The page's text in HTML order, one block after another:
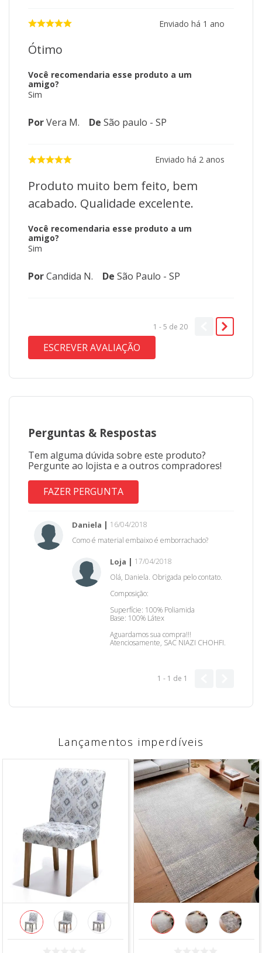
Enviado há 1 ano
Ótimo
Você recomendaria esse produto a um
amigo?
Sim
PorVera M. De São paulo - SP
Enviado há 2 anos
Produto muito bem feito, bem
acabado. Qualidade excelente.
Você recomendaria esse produto a um
amigo?
Sim
PorCandida N. De São Paulo - SP
1 - 5 de 20
ESCREVER AVALIAÇÃO
Perguntas & Respostas
Tem alguma dúvida sobre este produto?
Pergunte ao lojista e a outros compradores!
FAZER PERGUNTA
Daniela
16/04/2018
Como é material embaixo é emborrachado?
Loja
17/04/2018
Olá, Daniela. Obrigada pelo contato.
Composição:
Superfície: 100% Poliamida
Base: 100% Látex
Aguardamos sua compra!!!
Atenciosamente, SAC NIAZI CHOHFI.
1 - 1 de 1
Lançamentos imperdíveis